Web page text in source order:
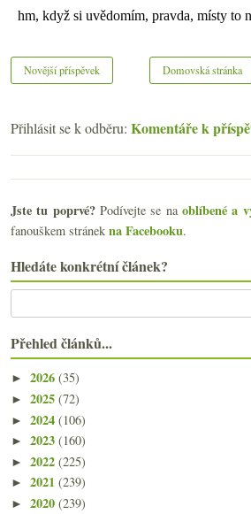
Novější příspěvek Domovská stránka
Přihlásit se k odběru: Komentáře k
Jste tu poprvé?Podívejte se naoblíbené a
fanouškem stránek na Facebooku.
Hledáte konkrétní článek?
Přehled článků...
► 2026 (35)
► 2025 (72)
► 2024 (106)
► 2023 (160)
► 2022 (225)
► 2021 (239)
► 2020 (239)